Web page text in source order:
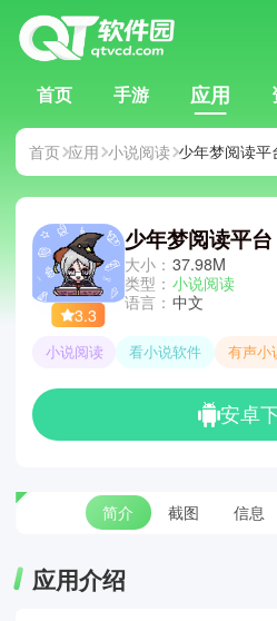
首页 手游 应用
首页 应用 小说阅读 少年梦阅读平
3.3
少年梦阅读平台
大小： 37.98M
类型： 小说阅读
语言： 中文
小说阅读 看小说软件 有声小
安卓
简介 截图 信息
应用介绍